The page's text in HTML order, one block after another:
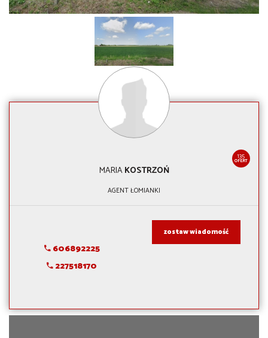
135
OFERT
MARIAKOSTRZOŃ
AGENT ŁOMIANKI
606892225
227518170
zostaw wiadomość